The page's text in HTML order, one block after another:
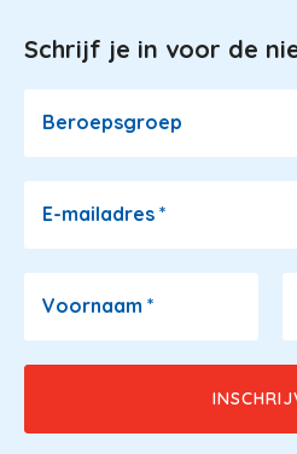
Image
Schrijf je in voor de
Beroepsgroep
E-mailadres *
Voornaam *